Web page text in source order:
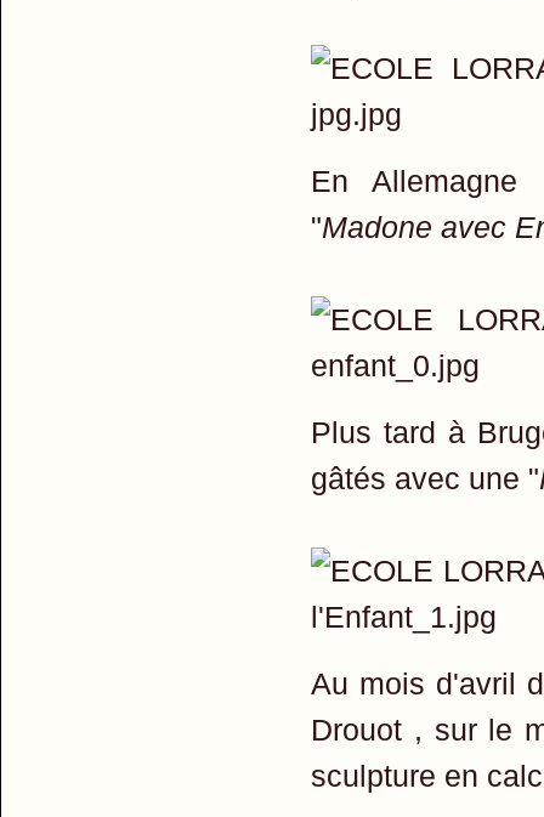
En
"Madone avec
Plus tard à
gâtés avec une "
Au mois d'avril
Drouot , sur le
sculpture en